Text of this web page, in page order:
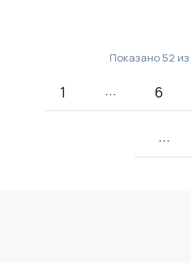
Показано 52 из
1 6